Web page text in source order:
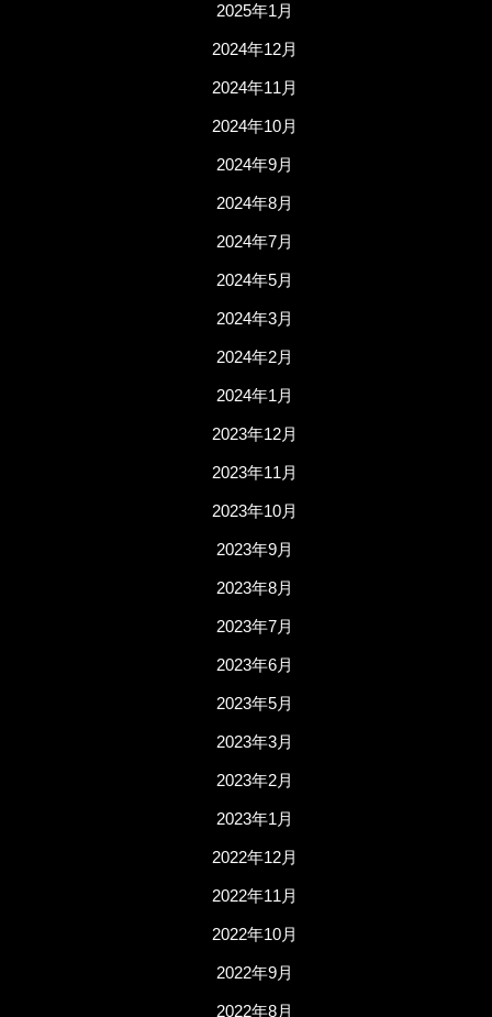
2025年1月
2024年12月
2024年11月
2024年10月
2024年9月
2024年8月
2024年7月
2024年5月
2024年3月
2024年2月
2024年1月
2023年12月
2023年11月
2023年10月
2023年9月
2023年8月
2023年7月
2023年6月
2023年5月
2023年3月
2023年2月
2023年1月
2022年12月
2022年11月
2022年10月
2022年9月
2022年8月